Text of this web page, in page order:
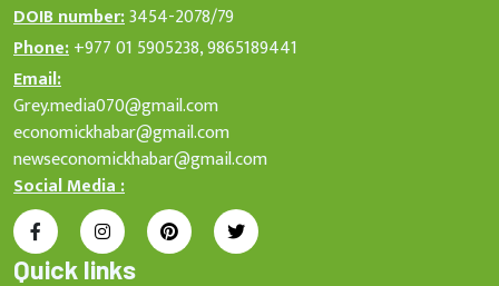
DOIB number:3454-2078/79
Phone:+977 01 5905238, 9865189441
Email:
Grey.media070@gmail.com
economickhabar@gmail.com
newseconomickhabar@gmail.com
Social Media :
Quick links